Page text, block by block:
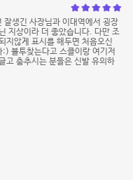
잘생긴 사장님과 이대역에서 굉장
지상이라 더 좋았습니다. 다만 조
지않게 표시를 해두면 처음오신
블투찾는다고 스클이랑 여기저
고 춤추시는 분들은 신발 유의하